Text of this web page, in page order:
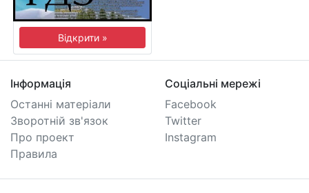
Відкрити »
Інформація
Останні матеріали
Зворотній зв'язок
Про проект
Правила
Соціальні мережі
Facebook
Twitter
Instagram